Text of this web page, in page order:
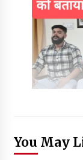
You May